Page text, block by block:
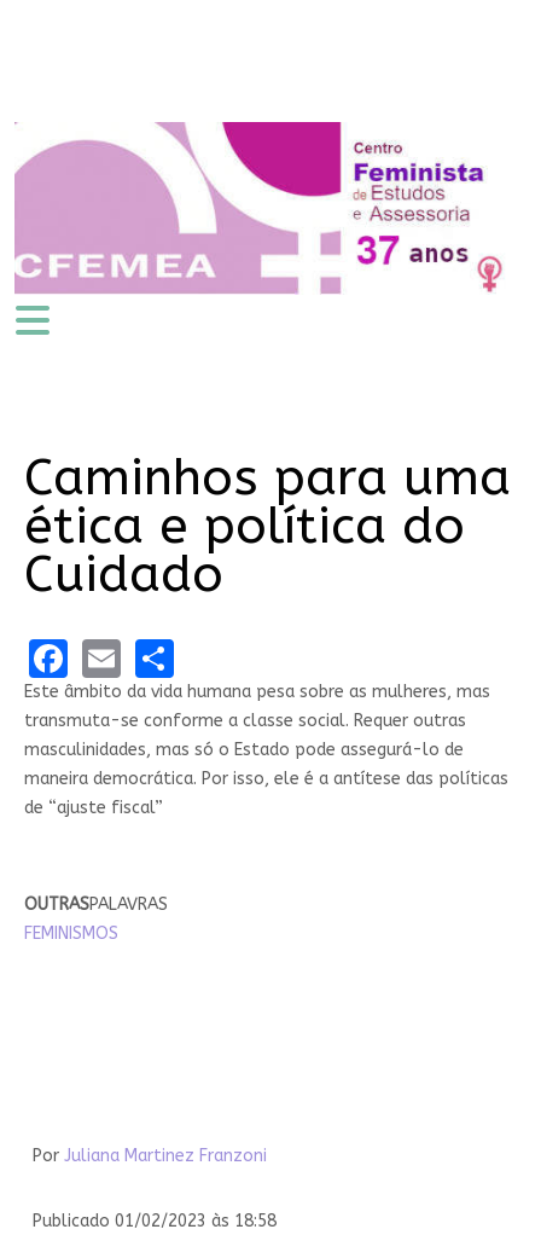
Caminhos para uma
ética e política do
Cuidado
Facebook
EmailShare
Este âmbito da vida humana pesa sobre as mulheres, mas
transmuta-se conforme a classe social. Requer outras
masculinidades, mas só o Estado pode assegurá-lo de
maneira democrática. Por isso, ele é a antítese das políticas
de “ajuste fiscal”
OUTRASPALAVRAS
FEMINISMOS
Por Juliana Martinez Franzoni
Publicado 01/02/2023 às 18:58